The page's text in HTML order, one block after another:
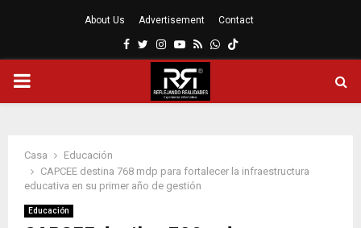
About Us Advertisement Contact
Facebook
Twitter
Instagram
Youtube
RssWhatsapp
MENÚ
Casa
Educación
CAPCEE destina 768 mdp para fortalecer la infraestructura
educativa en su primer año de gestión
Educación